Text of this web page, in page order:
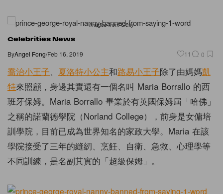
Images from Getty
Celebrities News
ByAngel Fong/Feb 16, 2019 11 0
喬治小王子 夏洛特小公主和路易小王子除了由媽媽凱
特來照顧，身邊其實還有一個名叫 Maria Borrallo 的西
班牙保姆。Maria Borrallo 畢業於有英國保姆屆「哈佛」
之稱的諾蘭德學院（Norland College），前身是女傭培
訓學院，目前已成為世界知名的家政大學。Maria 在該
學院接受了三年的縫紉、烹飪、自衛、急救、心理學等
不同訓練，是名副其實的「超級保姆」。